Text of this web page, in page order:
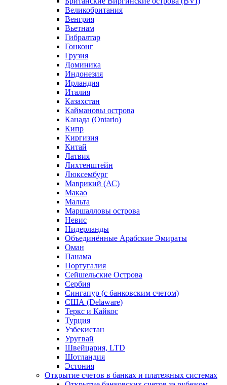
Великобритания
Венгрия
Вьетнам
Гибралтар
Гонконг
Грузия
Доминика
Индонезия
Ирландия
Италия
Казахстан
Каймановы острова
Канада (Ontario)
Кипр
Киргизия
Китай
Латвия
Лихтенштейн
Люксембург
Маврикий (АС)
Макао
Мальта
Маршалловы острова
Нeвис
Нидерланды
Объединённые Арабские Эмираты
Оман
Панама
Португалия
Сейшельские Острова
Сербия
Сингапур (c банковским счетом)
США (Delaware)
Теркс и Кайкос
Турция
Узбекистан
Уругвай
Швейцария, LTD
Шотландия
Эстония
Открытие счетов в банках и платежных системах